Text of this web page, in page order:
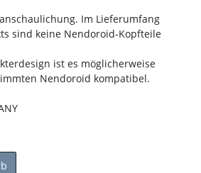
Im Lieferumfang
sind keine Nendoroid-Kopfteile
ist es möglicherweise
Nendoroid kompatibel.